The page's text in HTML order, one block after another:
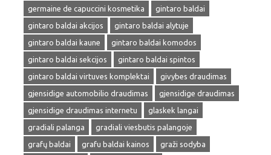
germaine de capuccini kosmetika
gintaro baldai
gintaro baldai akcijos
gintaro baldai alytuje
gintaro baldai kaune
gintaro baldai komodos
gintaro baldai sekcijos
gintaro baldai spintos
gintaro baldai virtuves komplektai
givybes draudimas
gjensidige automobilio draudimas
gjensidige draudimas
gjensidige draudimas internetu
glaskek langai
gradiali palanga
gradiali viesbutis palangoje
grafų baldai
grafu baldai kainos
graži sodyba